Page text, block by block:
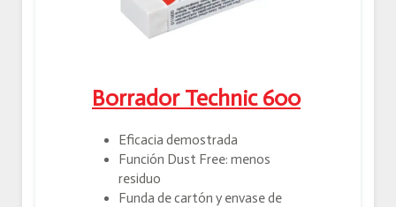
Borrador Technic 600
Eficacia demostrada
Función Dust Free: menos
residuo
Funda de cartón y envase de